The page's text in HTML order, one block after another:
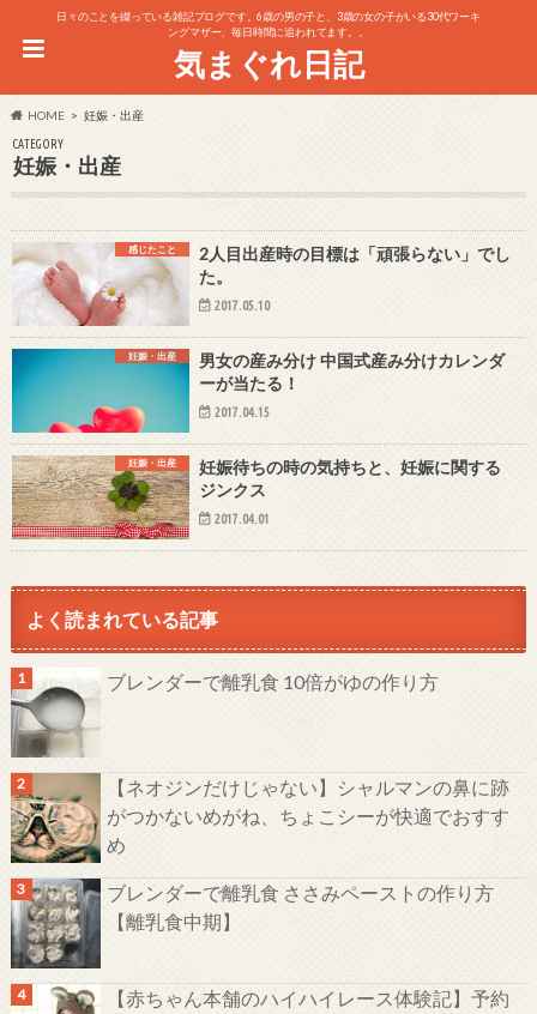
日々のことを綴っている雑記ブログです。6歳の男の子と、3歳の女の子がいる30代ワーキ
ングマザー、毎日時間に追われてます。。
気まぐれ日記
HOME 妊娠・出産
CATEGORY
妊娠・出産
感じたこと
2人目出産時の目標は「頑張らない」でし
た。
2017.05.10
妊娠・出産
男女の産み分け 中国式産み分けカレンダ
ーが当たる！
2017.04.15
妊娠・出産
妊娠待ちの時の気持ちと、妊娠に関する
ジンクス
2017.04.01
よく読まれている記事
ブレンダーで離乳食 10倍がゆの作り方
【ネオジンだけじゃない】シャルマンの鼻に跡
がつかないめがね、ちょこシーが快適でおすす
め
ブレンダーで離乳食 ささみペーストの作り方
【離乳食中期】
【赤ちゃん本舗のハイハイレース体験記】予約